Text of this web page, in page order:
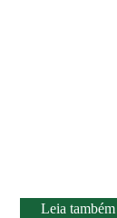
Leia também